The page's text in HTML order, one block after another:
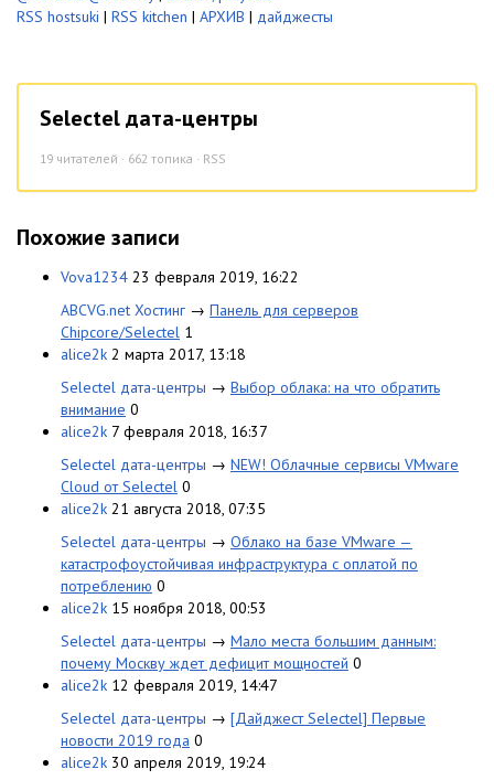
RSS hostsuki | RSS kitchen | АРХИВ | дайджесты
Selectel дата-центры
19 читателей · 662 топика · RSS
Похожие записи
Vova1234 23 февраля 2019, 16:22
ABCVG.net Хостинг → Панель для серверов
Chipcore/Selectel 1
alice2k 2 марта 2017, 13:18
Selectel дата-центры → Выбор облака: на что обратить
внимание 0
alice2k 7 февраля 2018, 16:37
Selectel дата-центры → NEW! Облачные сервисы VMware
Cloud от Selectel 0
alice2k 21 августа 2018, 07:35
Selectel дата-центры → Облако на базе VMware —
катастрофоустойчивая инфраструктура с оплатой по
потреблению 0
alice2k 15 ноября 2018, 00:53
Selectel дата-центры → Мало места большим данным:
почему Москву ждет дефицит мощностей 0
alice2k 12 февраля 2019, 14:47
Selectel дата-центры → [Дайджест Selectel] Первые
новости 2019 года 0
alice2k 30 апреля 2019, 19:24